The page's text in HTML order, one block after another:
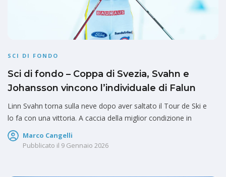
SCI DI FONDO
Sci di fondo – Coppa di Svezia, Svahn e
Johansson vincono l’individuale di Falun
Linn Svahn torna sulla neve dopo aver saltato il Tour de Ski e
lo fa con una vittoria. A caccia della miglior condizione in
Marco Cangelli
Pubblicato il 9 Gennaio 2026